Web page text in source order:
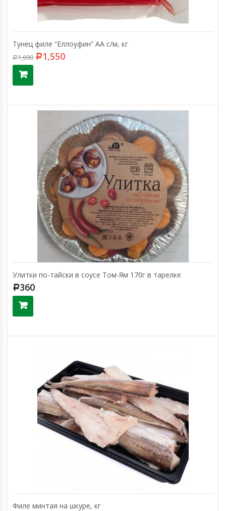
Тунец филе “Еллоуфин” АА с/м, кг
Р1,690 Р1,550
Улитки по-тайски в соусе Том-Ям 170г в тарелке
Р360
Филе минтая на шкуре, кг